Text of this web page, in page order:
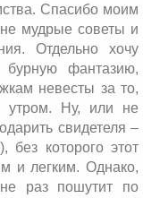
Спасибо моим
мудрые советы и
Отдельно хочу
бурную фантазию,
невесты за то,
утром. Ну, или не
свидетеля –
без которого этот
и легким. Однако,
раз пошутит по